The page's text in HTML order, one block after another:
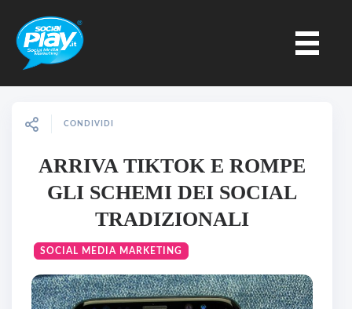
CONDIVIDI
ARRIVA TIKTOK E ROMPE
GLI SCHEMI DEI SOCIAL
TRADIZIONALI
SOCIAL MEDIA MARKETING